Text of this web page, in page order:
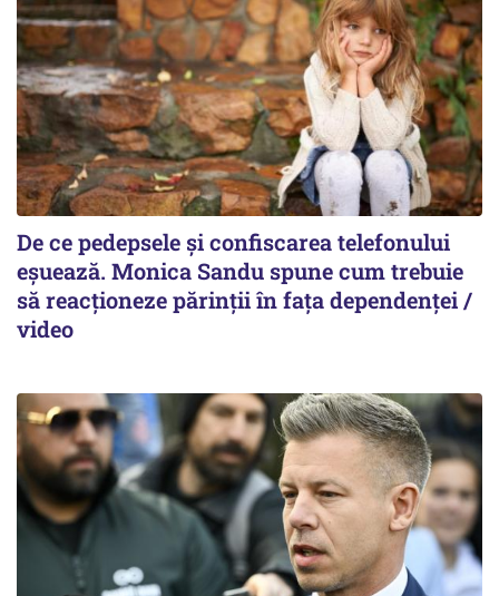
De ce pedepsele și confiscarea telefonului
eșuează. Monica Sandu spune cum trebuie
să reacționeze părinții în fața dependenței /
video